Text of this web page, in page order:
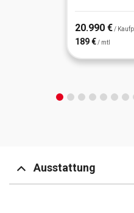
20.990 € /
189 € / mtl
Ausstattung